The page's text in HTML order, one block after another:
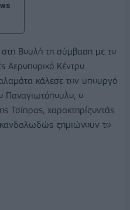
στη Βουλή τη σύμβαση με το
Αεροπορικό Κέντρο
κάλεσε τον υπουργό
Παναγιωτόπουλο, ο
Τσίπρας, χαρακτηρίζοντάς
ζημιώνουν το